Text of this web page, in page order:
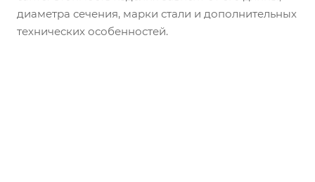
диаметра сечения, марки стали и дополнительных
технических особенностей.